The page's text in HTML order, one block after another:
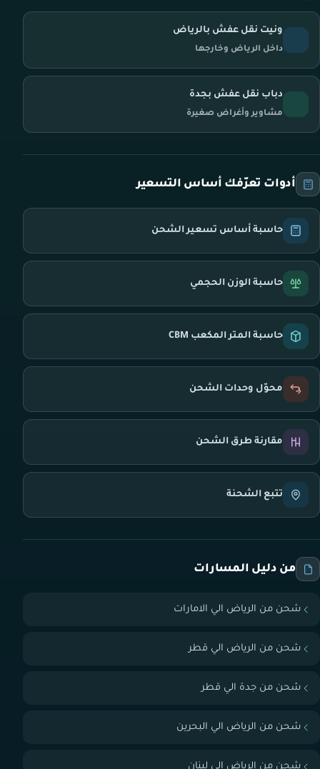
ونيت نقل عفش بالرياض
داخل الرياض وخارجها
دباب نقل عفش بجدة
مشاوير وأغراض صغيرة
أدوات تعرّفك أساس التسعير
حاسبة أساس تسعير الشحن
حاسبة الوزن الحجمي
حاسبة المتر المكعب CBM
محوّل وحدات الشحن
مقارنة طرق الشحن
تتبع الشحنة
من دليل المسارات
شحن من الرياض الي الامارات
شحن من الرياض الي قطر
شحن من جدة الي قطر
شحن من الرياض الي البحرين
شحن من الرياض الي لبنان